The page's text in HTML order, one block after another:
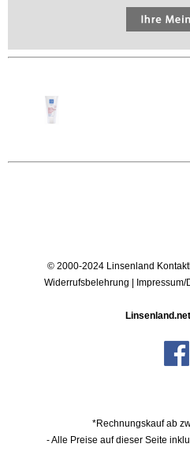
© 2000-2024 Linsenland
Widerrufsbelehrung | Impressum/
*Rechnungskauf ab
- Alle Preise auf dieser Seite